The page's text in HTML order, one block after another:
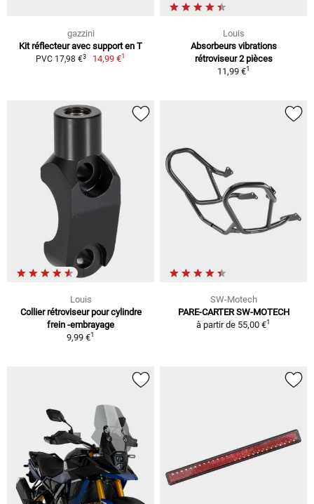
gazzini
Kit réflecteur avec support en T
PVC 17,98 €3 14,99 €1
Louis
Absorbeurs vibrations
rétroviseur 2 pièces
11,99 €1
Louis
Collier rétroviseur pour cylindre
frein -embrayage
9,99 €1
SW-Motech
PARE-CARTER SW-MOTECH
à partir de 55,00 €1